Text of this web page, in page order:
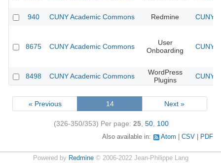
940 CUNY Academic Commons Redmine CUNY
8675 CUNY Academic Commons
User
Onboarding
CUNY
8498 CUNY Academic Commons
WordPress
Plugins
CUNY
« Previous 14 Next »
(326-350/353) Per page: 25 50 100
Also available in: Atom CSV PDF
Powered by Redmine© 2006-2022 Jean-Philippe Lang